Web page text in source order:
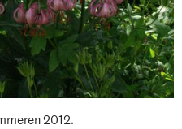
2012.